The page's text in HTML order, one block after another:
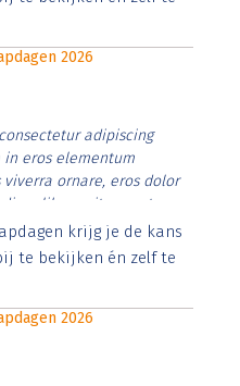
2026
adipiscing
in eros elementum
ornare, eros dolor
libero vitae erat.
cursus id rutrum lorem
tristique posuere.
krijg je de kans
te bekijken én zelf te
2026